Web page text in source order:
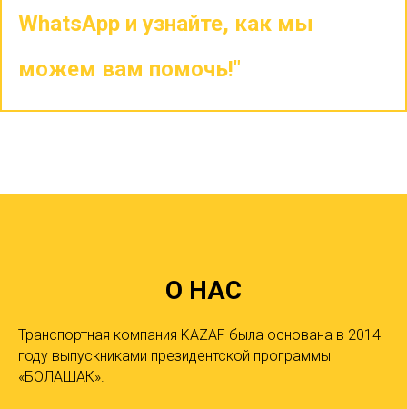
WhatsApp и узнайте, как мы
можем вам помочь!"
О НАС
Транспортная компания KAZAF была основана в 2014
году выпускниками президентской программы
«БОЛАШАК».